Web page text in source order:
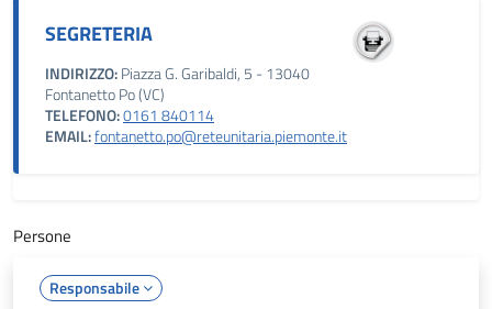
SEGRETERIA
INDIRIZZO:Piazza G. Garibaldi, 5 - 13040
Fontanetto Po (VC)
TELEFONO:0161 840114
EMAIL:fontanetto.po@reteunitaria.piemonte.it
Persone
Responsabile